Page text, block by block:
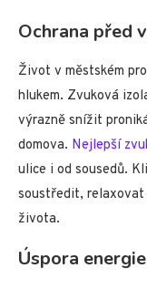
Ochrana před
Život v městském
hlukem. Zvuková
výrazně snížit
domova. Nejlepší
ulice i od sousedů.
soustředit,
života.
Úspora